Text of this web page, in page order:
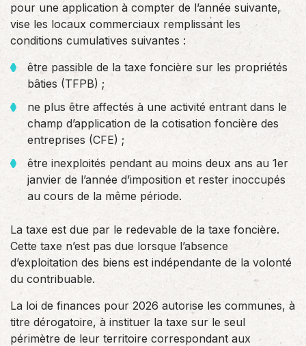
pour une application à compter de l’année suivante,
vise les locaux commerciaux remplissant les
conditions cumulatives suivantes :
être passible de la taxe foncière sur les propriétés
bâties (TFPB) ;
ne plus être affectés à une activité entrant dans le
champ d’application de la cotisation foncière des
entreprises (CFE) ;
être inexploités pendant au moins deux ans au 1er
janvier de l’année d’imposition et rester inoccupés
au cours de la même période.
La taxe est due par le redevable de la taxe foncière.
Cette taxe n’est pas due lorsque l’absence
d’exploitation des biens est indépendante de la volonté
du contribuable.
La loi de finances pour 2026 autorise les communes, à
titre dérogatoire, à instituer la taxe sur le seul
périmètre de leur territoire correspondant aux